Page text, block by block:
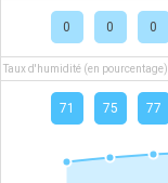
0 0 0
Taux d'humidité (en pourcentage)
71 75 77